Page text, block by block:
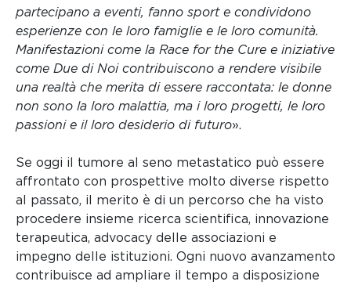
partecipano a eventi, fanno sport e condividono
esperienze con le loro famiglie e le loro comunità.
Manifestazioni come la Race for the Cure e iniziative
come Due di Noi contribuiscono a rendere visibile
una realtà che merita di essere raccontata: le donne
non sono la loro malattia, ma i loro progetti, le loro
passioni e il loro desiderio di futuro».
Se oggi il tumore al seno metastatico può essere
affrontato con prospettive molto diverse rispetto
al passato, il merito è di un percorso che ha visto
procedere insieme ricerca scientifica, innovazione
terapeutica, advocacy delle associazioni e
impegno delle istituzioni. Ogni nuovo avanzamento
contribuisce ad ampliare il tempo a disposizione